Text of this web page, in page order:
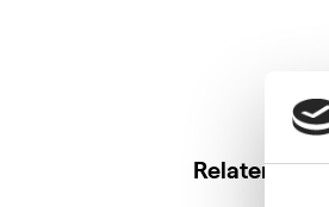
Relaterte